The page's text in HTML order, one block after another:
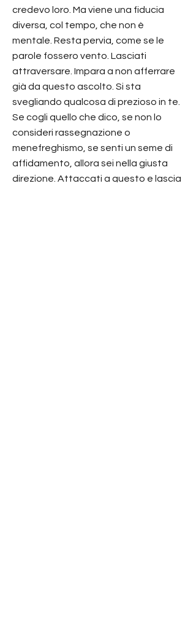
credevo loro. Ma viene una fiducia
diversa, col tempo, che non è
mentale. Resta pervia, come se le
parole fossero vento. Lasciati
attraversare. Impara a non afferrare
già da questo ascolto. Si sta
svegliando qualcosa di prezioso in te.
Se cogli quello che dico, se non lo
consideri rassegnazione o
menefreghismo, se senti un seme di
affidamento, allora sei nella giusta
direzione. Attaccati a questo e lascia